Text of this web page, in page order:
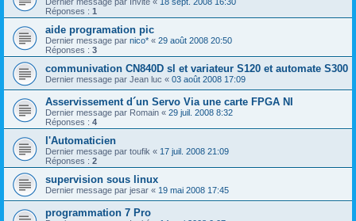
Réponses : 1
aide programation pic
Dernier message par nico* « 29 août 2008 20:50
Réponses : 3
communivation CN840D sl et variateur S120 et automate S300
Dernier message par Jean luc « 03 août 2008 17:09
Asservissement d´un Servo Via une carte FPGA NI
Dernier message par Romain « 29 juil. 2008 8:32
Réponses : 4
l'Automaticien
Dernier message par toufik « 17 juil. 2008 21:09
Réponses : 2
supervision sous linux
Dernier message par jesar « 19 mai 2008 17:45
programmation 7 Pro